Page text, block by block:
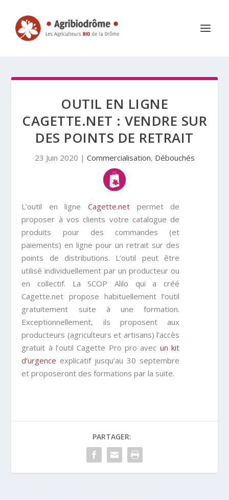
OUTIL EN LIGNE
CAGETTE.NET : VENDRE SUR
DES POINTS DE RETRAIT
23 Juin 2020 | Commercialisation, Débouchés
L’outil en ligneCagette.net permet de
proposer à vos clients votre catalogue de
produits pour des commandes (et
paiements) en ligne pour un retrait sur des
points de distributions. L’outil peut être
utilisé individuellement par un producteur ou
en collectif. La SCOP Alilo qui a créé
Cagette.net propose habituellement l’outil
gratuitement suite à une formation.
Exceptionnellement, ils proposent aux
producteurs (agriculteurs et artisans) l’accès
gratuit à l’outil Cagette Pro pro avec un kit
d’urgence explicatif jusqu’au 30 septembre
et proposeront des formations par la suite.
PARTAGER: